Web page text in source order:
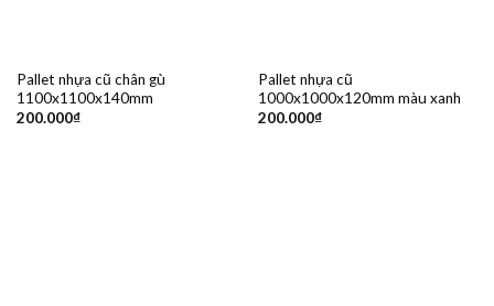
Pallet nhựa cũ chân gù
1100x1100x140mm
200.000₫
Pallet nhựa cũ
1000x1000x120mm màu xanh
200.000₫